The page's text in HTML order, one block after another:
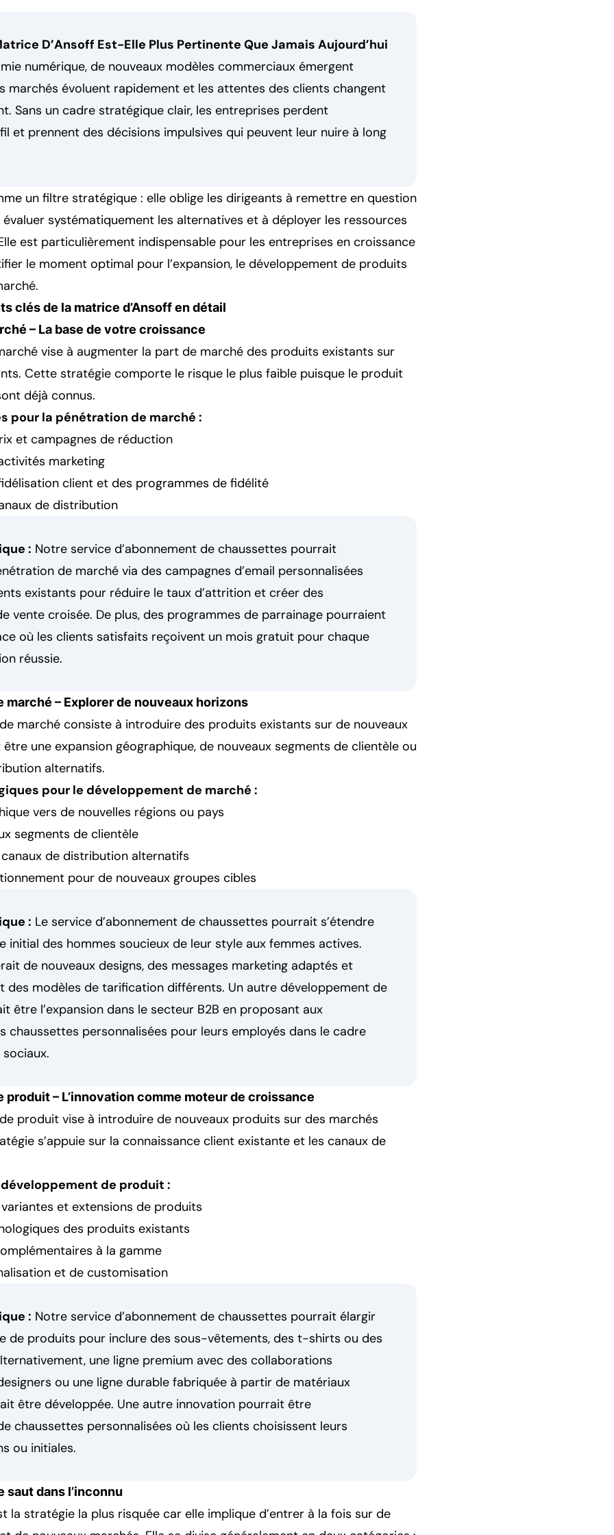
D’Ansoff Est-Elle Plus Pertinente Que Jamais Aujourd’hui
numérique, de nouveaux modèles commerciaux émergent
marchés évoluent rapidement et les attentes des clients changent
Sans un cadre stratégique clair, les entreprises perdent
et prennent des décisions impulsives qui peuvent leur nuire à long
un filtre stratégique : elle oblige les dirigeants à remettre en question
systématiquement les alternatives et à déployer les ressources
est particulièrement indispensable pour les entreprises en croissance
le moment optimal pour l’expansion, le développement de produits
clés de la matrice d’Ansoff en détail
– La base de votre croissance
vise à augmenter la part de marché des produits existants sur
Cette stratégie comporte le risque le plus faible puisque le produit
déjà connus.
pour la pénétration de marché :
et campagnes de réduction
marketing
client et des programmes de fidélité
de distribution
: Notre service d’abonnement de chaussettes pourrait
de marché via des campagnes d’email personnalisées
existants pour réduire le taux d’attrition et créer des
vente croisée. De plus, des programmes de parrainage pourraient
où les clients satisfaits reçoivent un mois gratuit pour chaque
réussie.
marché – Explorer de nouveaux horizons
marché consiste à introduire des produits existants sur de nouveaux
une expansion géographique, de nouveaux segments de clientèle ou
alternatifs.
pour le développement de marché :
vers de nouvelles régions ou pays
segments de clientèle
de distribution alternatifs
pour de nouveaux groupes cibles
: Le service d’abonnement de chaussettes pourrait s’étendre
initial des hommes soucieux de leur style aux femmes actives.
de nouveaux designs, des messages marketing adaptés et
des modèles de tarification différents. Un autre développement de
être l’expansion dans le secteur B2B en proposant aux
chaussettes personnalisées pour leurs employés dans le cadre
produit – L’innovation comme moteur de croissance
produit vise à introduire de nouveaux produits sur des marchés
s’appuie sur la connaissance client existante et les canaux de
de produit :
et extensions de produits
des produits existants
à la gamme
et de customisation
: Notre service d’abonnement de chaussettes pourrait élargir
de produits pour inclure des sous-vêtements, des t-shirts ou des
une ligne premium avec des collaborations
ou une ligne durable fabriquée à partir de matériaux
être développée. Une autre innovation pourrait être
chaussettes personnalisées où les clients choisissent leurs
ou initiales.
saut dans l’inconnu
la stratégie la plus risquée car elle implique d’entrer à la fois sur de